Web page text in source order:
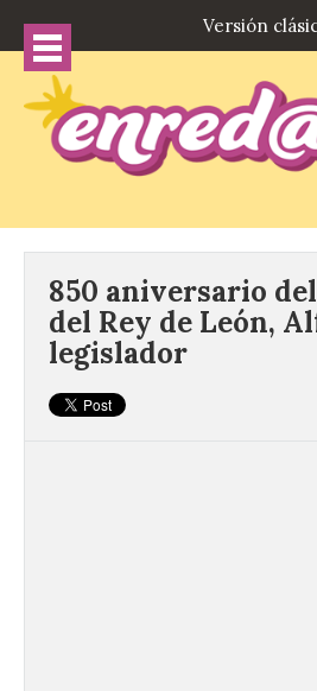
Versión
850 aniversario
del Rey de León,
legislador